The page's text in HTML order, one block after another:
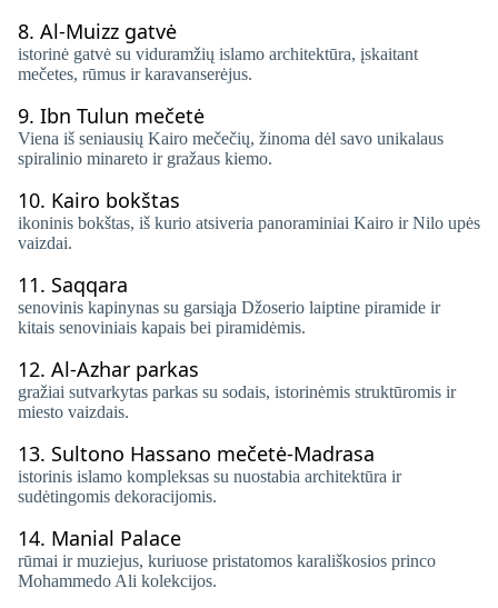
8. Al-Muizz gatvė
istorinė gatvė su viduramžių islamo architektūra, įskaitant
mečetes, rūmus ir karavanserėjus.
9. Ibn Tulun mečetė
Viena iš seniausių Kairo mečečių, žinoma dėl savo unikalaus
spiralinio minareto ir gražaus kiemo.
10. Kairo bokštas
ikoninis bokštas, iš kurio atsiveria panoraminiai Kairo ir Nilo upės
vaizdai.
11. Saqqara
senovinis kapinynas su garsiąja Džoserio laiptine piramide ir
kitais senoviniais kapais bei piramidėmis.
12. Al-Azhar parkas
gražiai sutvarkytas parkas su sodais, istorinėmis struktūromis ir
miesto vaizdais.
13. Sultono Hassano mečetė-Madrasa
istorinis islamo kompleksas su nuostabia architektūra ir
sudėtingomis dekoracijomis.
14. Manial Palace
rūmai ir muziejus, kuriuose pristatomos karališkosios princo
Mohammedo Ali kolekcijos.